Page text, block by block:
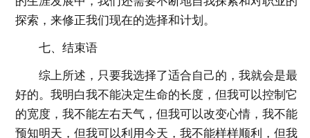
探索，来修正我们现在的选择和计划。
七、结束语
综上所述，只要我选择了适合自己的，我就会是最
好的。我明白我不能决定生命的长度，但我可以控制它
的宽度，我不能左右天气，但我可以改变心情，我不能
预知明天，但我可以利用今天，我不能样样顺利，但我